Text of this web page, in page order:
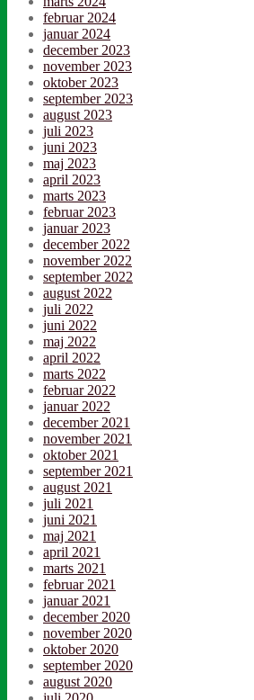
februar 2024
januar 2024
december 2023
november 2023
oktober 2023
september 2023
august 2023
juli 2023
juni 2023
maj 2023
april 2023
marts 2023
februar 2023
januar 2023
december 2022
november 2022
september 2022
august 2022
juli 2022
juni 2022
maj 2022
april 2022
marts 2022
februar 2022
januar 2022
december 2021
november 2021
oktober 2021
september 2021
august 2021
juli 2021
juni 2021
maj 2021
april 2021
marts 2021
februar 2021
januar 2021
december 2020
november 2020
oktober 2020
september 2020
august 2020